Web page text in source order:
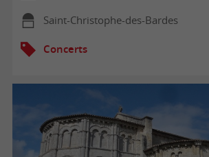
Saint-Christophe-des-Bardes
Concerts